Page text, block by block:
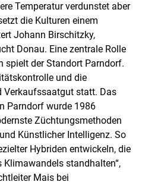
Temperatur verdunstet aber
die Kulturen einem
Johann Birschitzky,
Donau. Eine zentrale Rolle
spielt der Standort Parndorf.
und die
Verkaufssaatgut statt. Das
Parndorf wurde 1986
Züchtungsmethoden
Künstlicher Intelligenz. So
Hybriden entwickeln, die
standhalten“,
Mais bei